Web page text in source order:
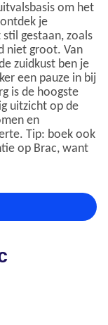
om het
je
gestaan, zoals
niet groot. Van
zuidkust ben je
een pauze in bij
is de hoogste
uitzicht op de
en
Tip: boek ook
op Brac, want